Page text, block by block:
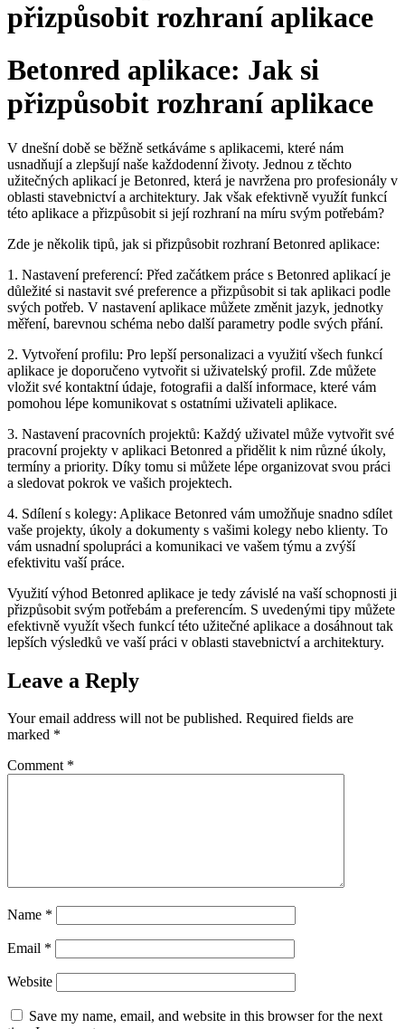
přizpůsobit rozhraní aplikace
Betonred aplikace: Jak si
přizpůsobit rozhraní aplikace
V dnešní době se běžně setkáváme s aplikacemi, které nám
usnadňují a zlepšují naše každodenní životy. Jednou z těchto
užitečných aplikací je Betonred, která je navržena pro profesionály v
oblasti stavebnictví a architektury. Jak však efektivně využít funkcí
této aplikace a přizpůsobit si její rozhraní na míru svým potřebám?
Zde je několik tipů, jak si přizpůsobit rozhraní Betonred aplikace:
1. Nastavení preferencí: Před začátkem práce s Betonred aplikací je
důležité si nastavit své preference a přizpůsobit si tak aplikaci podle
svých potřeb. V nastavení aplikace můžete změnit jazyk, jednotky
měření, barevnou schéma nebo další parametry podle svých přání.
2. Vytvoření profilu: Pro lepší personalizaci a využití všech funkcí
aplikace je doporučeno vytvořit si uživatelský profil. Zde můžete
vložit své kontaktní údaje, fotografii a další informace, které vám
pomohou lépe komunikovat s ostatními uživateli aplikace.
3. Nastavení pracovních projektů: Každý uživatel může vytvořit své
pracovní projekty v aplikaci Betonred a přidělit k nim různé úkoly,
termíny a priority. Díky tomu si můžete lépe organizovat svou práci
a sledovat pokrok ve vašich projektech.
4. Sdílení s kolegy: Aplikace Betonred vám umožňuje snadno sdílet
vaše projekty, úkoly a dokumenty s vašimi kolegy nebo klienty. To
vám usnadní spolupráci a komunikaci ve vašem týmu a zvýší
efektivitu vaší práce.
Využití výhod Betonred aplikace je tedy závislé na vaší schopnosti ji
přizpůsobit svým potřebám a preferencím. S uvedenými tipy můžete
efektivně využít všech funkcí této užitečné aplikace a dosáhnout tak
lepších výsledků ve vaší práci v oblasti stavebnictví a architektury.
Leave a Reply
Your email address will not be published. Required fields are
marked *
Comment *
Name *
Email *
Website
Save my name, email, and website in this browser for the next